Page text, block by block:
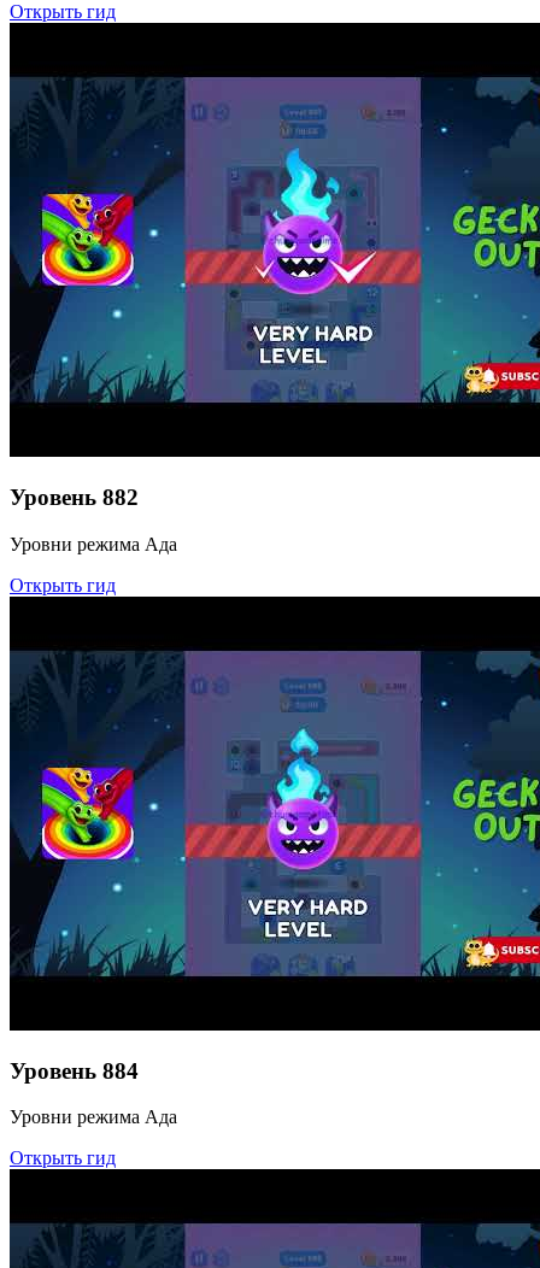
Открыть гид
Уровень 882
Уровни режима Ада
Открыть гид
Уровень 884
Уровни режима Ада
Открыть гид